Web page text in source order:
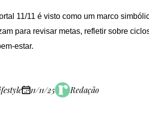
11/11 é visto como um marco
para revisar metas, refletir sobre
estar.
11/11/25 Redação